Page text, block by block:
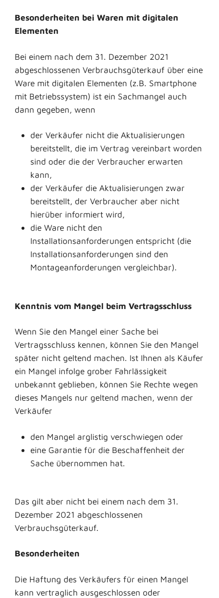
Besonderheiten bei Waren mit digitalen
Elementen
Bei einem nach dem 31. Dezember 2021
abgeschlossenen Verbrauchsgüterkauf über eine
Ware mit digitalen Elementen (z.B. Smartphone
mit Betriebssystem) ist ein Sachmangel auch
dann gegeben, wenn
der Verkäufer nicht die Aktualisierungen
bereitstellt, die im Vertrag vereinbart worden
sind oder die der Verbraucher erwarten
kann,
der Verkäufer die Aktualisierungen zwar
bereitstellt, der Verbraucher aber nicht
hierüber informiert wird,
die Ware nicht den
Installationsanforderungen entspricht (die
Installationsanforderungen sind den
Montageanforderungen vergleichbar).
Kenntnis vom Mangel beim Vertragsschluss
Wenn Sie den Mangel einer Sache bei
Vertragsschluss kennen, können Sie den Mangel
später nicht geltend machen. Ist Ihnen als Käufer
ein Mangel infolge grober Fahrlässigkeit
unbekannt geblieben, können Sie Rechte wegen
dieses Mangels nur geltend machen, wenn der
Verkäufer
den Mangel arglistig verschwiegen oder
eine Garantie für die Beschaffenheit der
Sache übernommen hat.
Das gilt aber nicht bei einem nach dem 31.
Dezember 2021 abgeschlossenen
Verbrauchsgüterkauf.
Besonderheiten
Die Haftung des Verkäufers für einen Mangel
kann vertraglich ausgeschlossen oder